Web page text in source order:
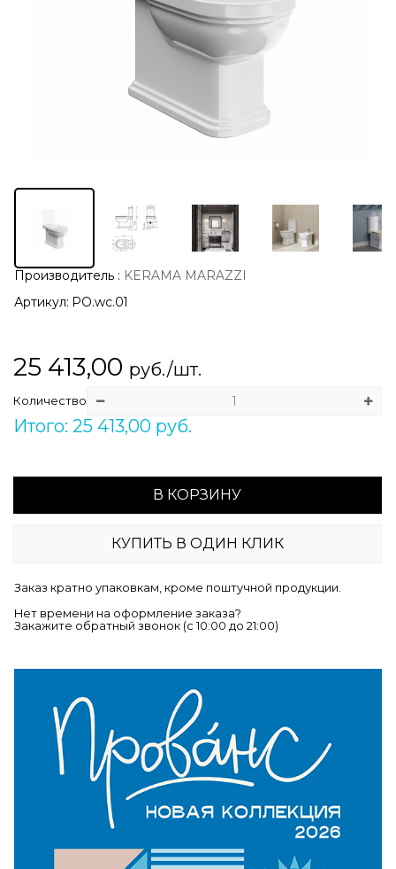
Производитель : KERAMA MARAZZI
Артикул: PO.wc.01
25 413,00 руб./шт.
Количество
Итого: 25 413,00 руб.
В КОРЗИНУ
КУПИТЬ В ОДИН КЛИК
Заказ кратно упаковкам, кроме поштучной продукции.
Нет времени на оформление заказа?
Закажите обратный звонок (c 10:00 до 21:00)